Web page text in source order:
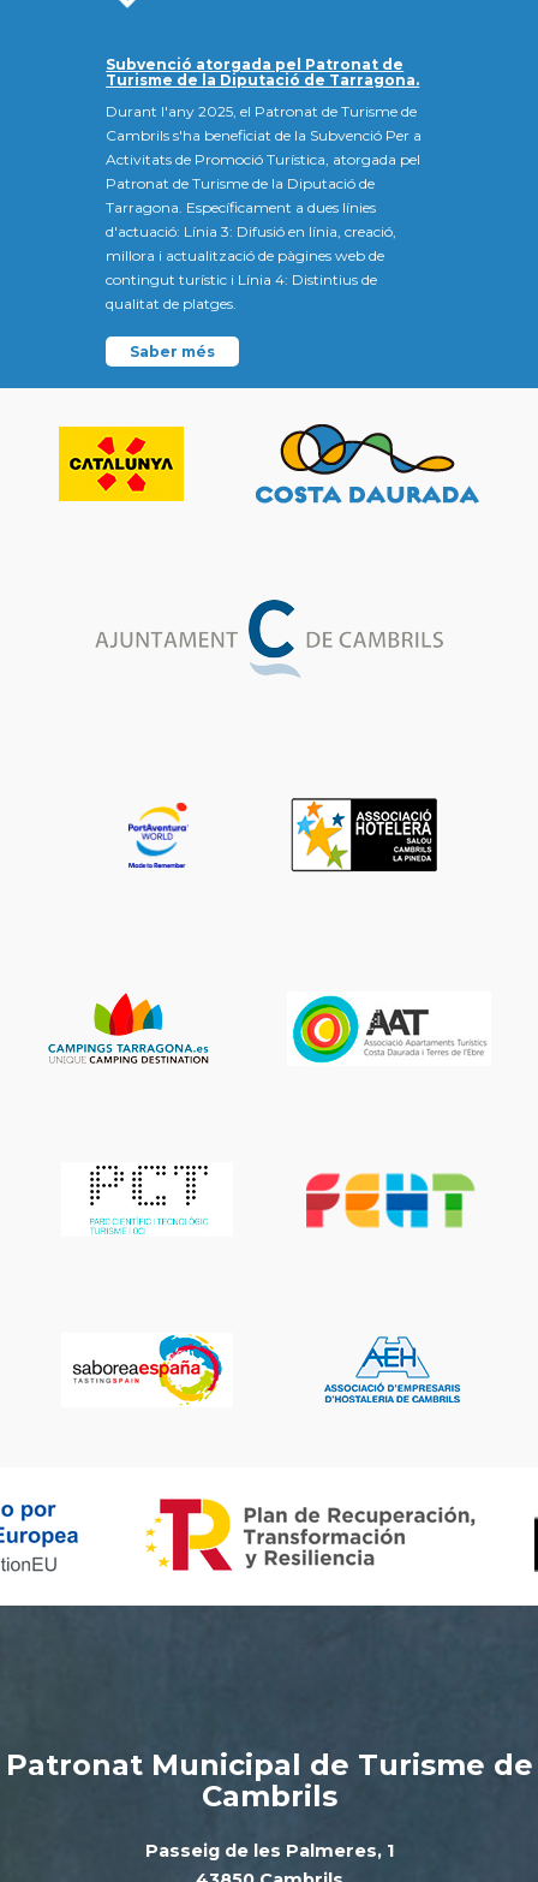
Subvenció atorgada pel Patronat de
Turisme de la Diputació de Tarragona.
Durant l'any 2025, el Patronat de Turisme de
Cambrils s'ha beneficiat de la Subvenció Per a
Activitats de Promoció Turística, atorgada pel
Patronat de Turisme de la Diputació de
Tarragona. Específicament a dues línies
d'actuació: Línia 3: Difusió en línia, creació,
millora i actualització de pàgines web de
contingut turístic i Línia 4: Distintius de
qualitat de platges.
Saber més
Patronat Municipal de Turisme de
Cambrils
Passeig de les Palmeres, 1